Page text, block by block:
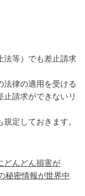
法等）でも差止請求
法律の適用を受ける
請求ができないリ
定しておきます。
どんどん損害が
秘密情報が世界中